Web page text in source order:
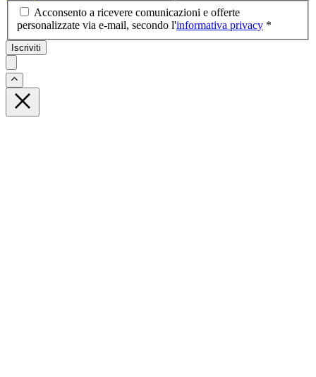
Acconsento a ricevere comunicazioni e offerte
personalizzate via e-mail, secondo l'informativa privacy *
Iscriviti